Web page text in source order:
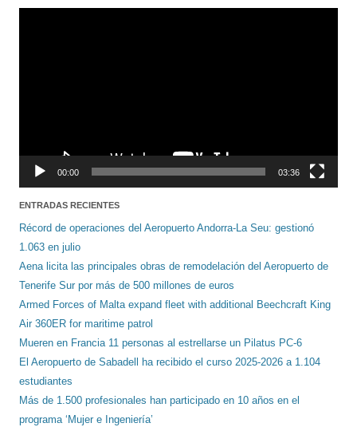
00:00 03:36
ENTRADAS RECIENTES
Récord de operaciones del Aeropuerto Andorra-La Seu: gestionó
1.063 en julio
Aena licita las principales obras de remodelación del Aeropuerto de
Tenerife Sur por más de 500 millones de euros
Armed Forces of Malta expand fleet with additional Beechcraft King
Air 360ER for maritime patrol
Mueren en Francia 11 personas al estrellarse un Pilatus PC-6
El Aeropuerto de Sabadell ha recibido el curso 2025-2026 a 1.104
estudiantes
Más de 1.500 profesionales han participado en 10 años en el
programa ‘Mujer e Ingeniería’